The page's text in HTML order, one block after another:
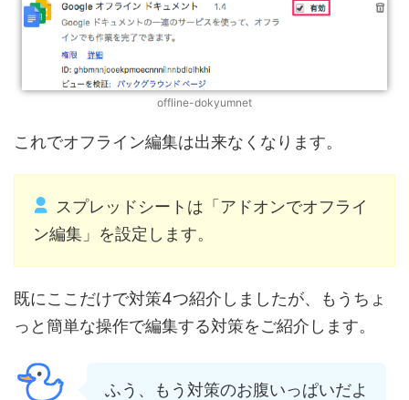
offline-dokyumnet
これでオフライン編集は出来なくなります。
スプレッドシートは「アドオンでオフライ
ン編集」を設定します。
既にここだけで対策4つ紹介しましたが、もうちょ
っと簡単な操作で編集する対策をご紹介します。
ふう、もう対策のお腹いっぱいだよ